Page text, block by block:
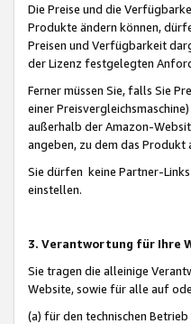
Die Preise und die
Produkte ändern können,
Preisen und Verfügbarkeit
der Lizenz festgelegten
Ferner müssen Sie, falls Sie
einer
außerhalb der Amazon-
angeben, zu dem das
Sie dürfen keine Partner-
einstellen.
3. Verantwortung für Ihre
Sie tragen die alleinige
Website, sowie für alle auf
(a) für den technischen